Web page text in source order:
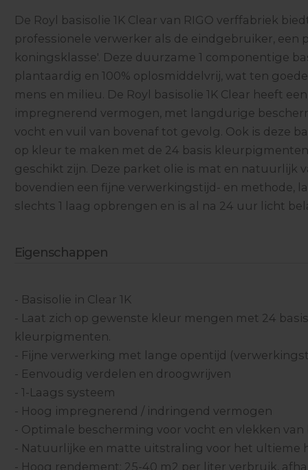
De Royl basisolie 1K Clear van RIGO verffabriek
professionele verwerker als de eindgebruiker, een
koningsklasse'. Deze duurzame 1 componentige
plantaardig en 100% oplosmiddelvrij, wat ten
mens en milieu. De Royl basisolie 1K Clear heeft
impregnerend vermogen, met langdurige
vocht en vuil van bovenaf tot gevolg. Ook is deze
op kleur te maken met de 24 basis
geschikt zijn. Deze parket olie is mat en natuurlijk
bovendien een fijne verwerkingstijd- en methode,
slechts 1 laag opbrengen en is al na 24 uur licht
Eigenschappen
- Basisolie in Clear 1K
- Laat zich op gewenste kleur mengen met 24 basis
kleurpigmenten.
- Fijne verwerking met lange opentijd
- Eenvoudig verdelen en droogwrijven
- 1-Laags systeem
- Hoog impregnerend / indringend vermogen
- Optimale bescherming voor vocht en vlekken van
- Natuurlijke en matte uitstraling voor het ultieme
- Hoog rendement: 25-40 m2 per liter verbruik,